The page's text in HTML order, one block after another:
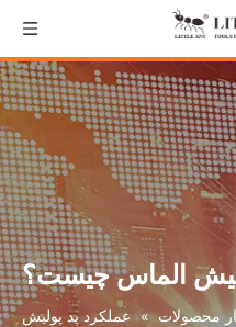
الماس چیست؟
محصولات » عملکرد پد پولیش